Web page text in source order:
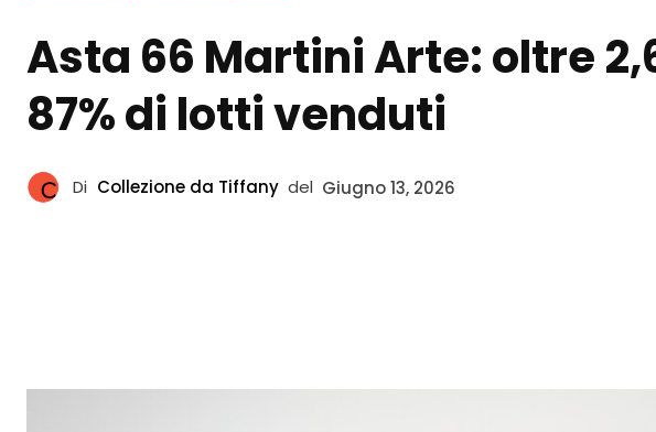
Asta 66 Martini Arte: oltre
87% di lotti venduti
Di Collezione da Tiffany del Giugno 13, 2026